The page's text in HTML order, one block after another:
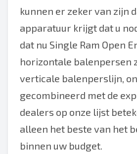
kunnen er zeker van zijn
apparatuur krijgt dat u
dat nu Single Ram Open
horizontale balenpersen
verticale balenperslijn,
gecombineerd met de
dealers op onze lijst
alleen het beste van het
binnen uw budget.